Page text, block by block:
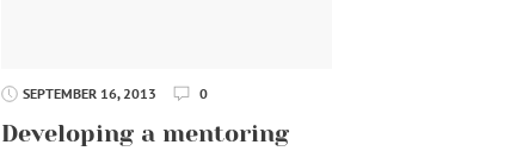
SEPTEMBER 16, 2013 0
Developing a mentoring